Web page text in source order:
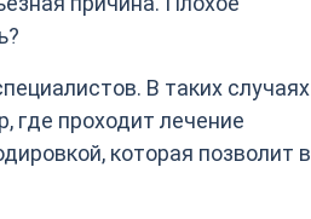
В таких случаях
где проходит лечение
которая позволит в